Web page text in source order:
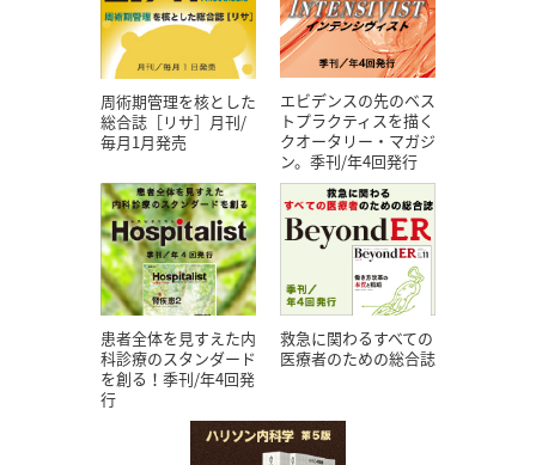
周術期管理を核とした
総合誌［リサ］月刊/
毎月1月発売
エビデンスの先のベス
トプラクティスを描く
クオータリー・マガジ
ン。季刊/年4回発行
患者全体を見すえた内
科診療のスタンダード
を創る！季刊/年4回発
行
救急に関わるすべての
医療者のための総合誌